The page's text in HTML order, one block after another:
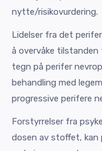
nytte/risikovurdering.
Lidelser fra det
å overvåke
tegn på perifer
behandling med
progressive perifere
Forstyrrelser fra
dosen av stoffet, kan